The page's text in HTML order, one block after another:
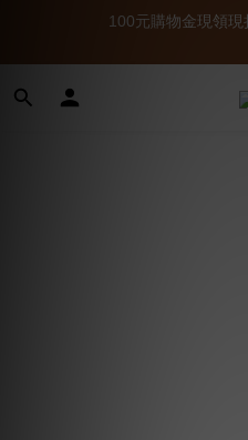
100元購物金現領現